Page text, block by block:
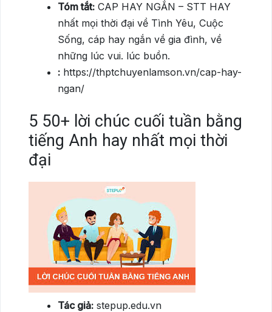
Tóm tắt: CAP HAY NGẮN – STT HAY
nhất mọi thời đại về Tình Yêu, Cuộc
Sống, cáp hay ngắn về gia đình, về
những lúc vui. lúc buồn.
: https://thptchuyenlamson.vn/cap-hay-
ngan/
5 50+ lời chúc cuối tuần bằng
tiếng Anh hay nhất mọi thời
đại
Tác giả: stepup.edu.vn